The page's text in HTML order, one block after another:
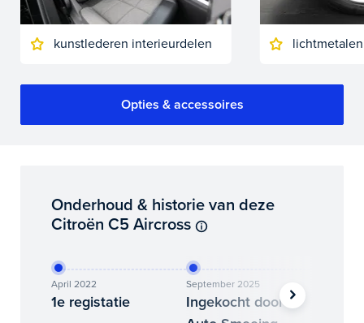
kunstlederen interieurdelen
Opties & accessoires
Onderhoud & historie van deze
Citroën C5 Aircross
April 2022
1e registatie
September 2025
Ingekocht door